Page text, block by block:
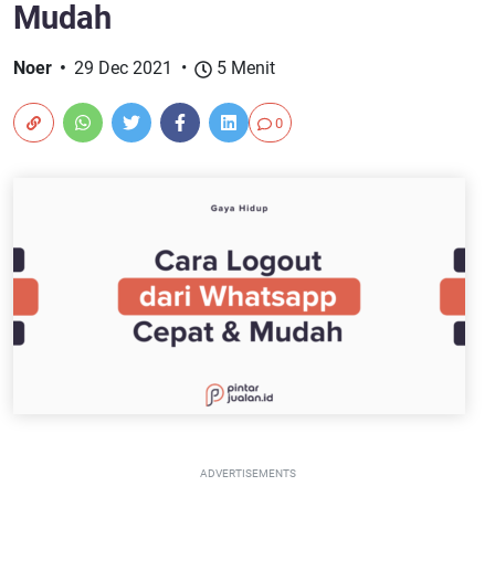
Mudah
Noer 29 Dec 2021 5 Menit
0
ADVERTISEMENTS